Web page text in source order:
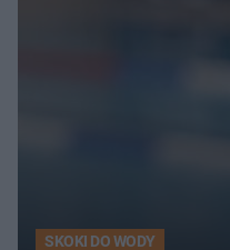
SKOKI DO WODY